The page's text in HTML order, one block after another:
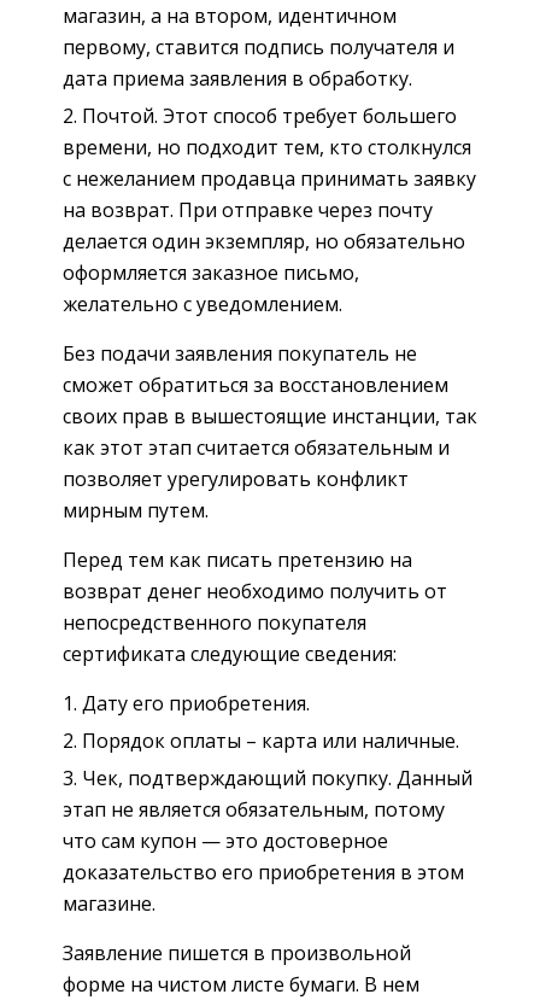
магазин, а на втором, идентичном
первому, ставится подпись получателя и
дата приема заявления в обработку.
Почтой. Этот способ требует большего
времени, но подходит тем, кто столкнулся
с нежеланием продавца принимать заявку
на возврат. При отправке через почту
делается один экземпляр, но обязательно
оформляется заказное письмо,
желательно с уведомлением.
Без подачи заявления покупатель не
сможет обратиться за восстановлением
своих прав в вышестоящие инстанции, так
как этот этап считается обязательным и
позволяет урегулировать конфликт
мирным путем.
Перед тем как писать претензию на
возврат денег необходимо получить от
непосредственного покупателя
сертификата следующие сведения:
Дату его приобретения.
Порядок оплаты – карта или наличные.
Чек, подтверждающий покупку. Данный
этап не является обязательным, потому
что сам купон — это достоверное
доказательство его приобретения в этом
магазине.
Заявление пишется в произвольной
форме на чистом листе бумаги. В нем